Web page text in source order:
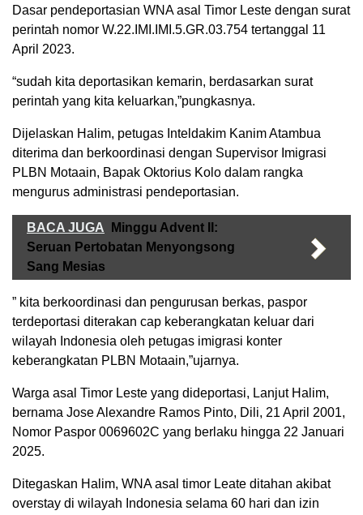
Dasar pendeportasian WNA asal Timor Leste dengan surat
perintah nomor W.22.IMI.IMI.5.GR.03.754 tertanggal 11
April 2023.
“sudah kita deportasikan kemarin, berdasarkan surat
perintah yang kita keluarkan,”pungkasnya.
Dijelaskan Halim, petugas Inteldakim Kanim Atambua
diterima dan berkoordinasi dengan Supervisor Imigrasi
PLBN Motaain, Bapak Oktorius Kolo dalam rangka
mengurus administrasi pendeportasian.
BACA JUGA
Minggu Advent II:
Seruan Pertobatan Menyongsong
Sang Mesias
” kita berkoordinasi dan pengurusan berkas, paspor
terdeportasi diterakan cap keberangkatan keluar dari
wilayah Indonesia oleh petugas imigrasi konter
keberangkatan PLBN Motaain,”ujarnya.
Warga asal Timor Leste yang dideportasi, Lanjut Halim,
bernama Jose Alexandre Ramos Pinto, Dili, 21 April 2001,
Nomor Paspor 0069602C yang berlaku hingga 22 Januari
2025.
Ditegaskan Halim, WNA asal timor Leate ditahan akibat
overstay di wilayah Indonesia selama 60 hari dan izin